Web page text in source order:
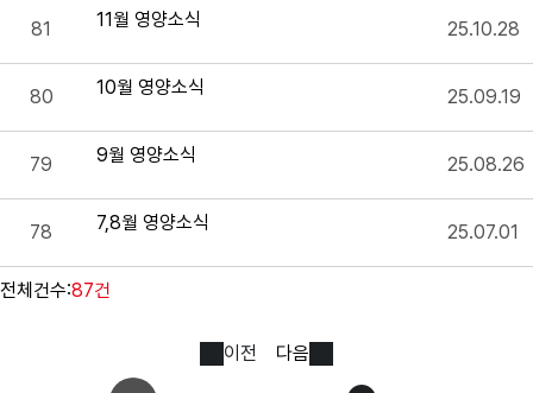
81 11월 영양소식 25.10.28
80 10월 영양소식 25.09.19
79 9월 영양소식 25.08.26
78 7,8월 영양소식 25.07.01
전체건수:87건
이전 다음